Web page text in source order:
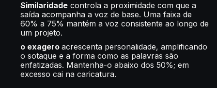
Similaridade controla a proximidade com que a
saída acompanha a voz de base. Uma faixa de
60% a 75% mantém a voz consistente ao longo de
um projeto.
o exagero acrescenta personalidade, amplificando
o sotaque e a forma como as palavras são
enfatizadas. Mantenha-o abaixo dos 50%; em
excesso cai na caricatura.